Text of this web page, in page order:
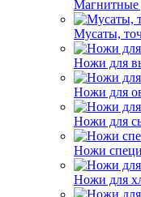
Магнитные
Мусаты,
Ножи для
Ножи для
Ножи для
Ножи
Ножи для